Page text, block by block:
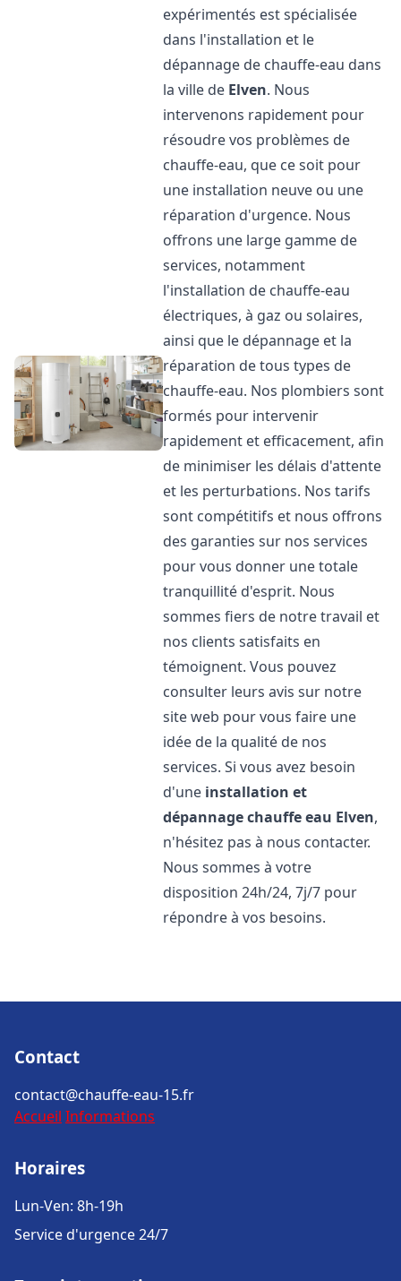
expérimentés est spécialisée
dans l'installation et le
dépannage de chauffe-eau dans
la ville de Elven. Nous
intervenons rapidement pour
résoudre vos problèmes de
chauffe-eau, que ce soit pour
une installation neuve ou une
réparation d'urgence. Nous
offrons une large gamme de
services, notamment
l'installation de chauffe-eau
électriques, à gaz ou solaires,
ainsi que le dépannage et la
réparation de tous types de
chauffe-eau. Nos plombiers sont
formés pour intervenir
rapidement et efficacement, afin
de minimiser les délais d'attente
et les perturbations. Nos tarifs
sont compétitifs et nous offrons
des garanties sur nos services
pour vous donner une totale
tranquillité d'esprit. Nous
sommes fiers de notre travail et
nos clients satisfaits en
témoignent. Vous pouvez
consulter leurs avis sur notre
site web pour vous faire une
idée de la qualité de nos
services. Si vous avez besoin
d'une installation et
dépannage chauffe eau Elven,
n'hésitez pas à nous contacter.
Nous sommes à votre
disposition 24h/24, 7j/7 pour
répondre à vos besoins.
Contact
contact@chauffe-eau-15.fr
Accueil Informations
Horaires
Lun-Ven: 8h-19h
Service d'urgence 24/7